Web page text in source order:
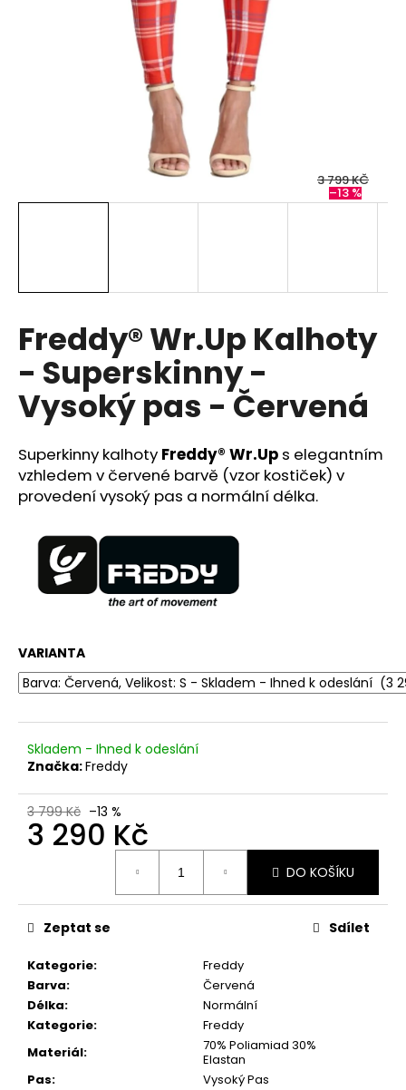
Freddy® Wr.Up Kalhoty
- Superskinny -
Vysoký pas - Červená
Superkinny kalhoty Freddy® Wr.Up s elegantním
vzhledem v červené barvě (vzor kostiček) v
provedení vysoký pas a normální délka.
VARIANTA
Skladem - Ihned k odeslání
Značka:Freddy
3 799 Kč –13 %
3 290 Kč
DO KOŠÍKU
Kategorie:
Freddy
Barva:
Červená
Délka:
Normální
Kategorie:
Freddy
Materiál:
70% Poliamiad 30%
Elastan
Pas:
Vysoký Pas
Zeptat se Sdílet
3 799 KČ
–13 %
D
p
o
r
u
č
j
e
m
e
PLETENÝ
PLÁŽOVÝ
KOŠÍK/KABELKA
ŽLUTÁ/HNĚDÁ/BÍLÁ
890
Kč
2
599
Kč